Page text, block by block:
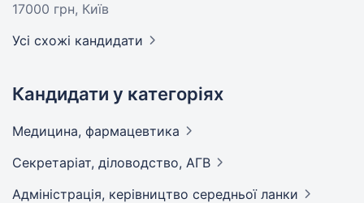
17000 грн, Київ
Усі схожі кандидати
Кандидати у категоріях
Медицина, фармацевтика
Секретаріат, діловодство, АГВ
Адмiнiстрацiя, керівництво середньої ланки